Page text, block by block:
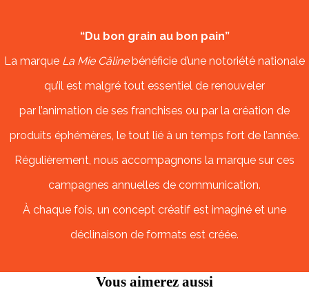
“Du bon grain au bon pain”
La marque La Mie Câlinebénéficie d’une notoriété nationale
qu’il est malgré tout essentiel de renouveler
par l’animation de ses franchises ou par la création de
produits éphémères, le tout lié à un temps fort de l’année.
Régulièrement, nous accompagnons la marque sur ces
campagnes annuelles de communication.
À chaque fois, un concept créatif est imaginé et une
déclinaison de formats est créée.
Vous aimerez aussi